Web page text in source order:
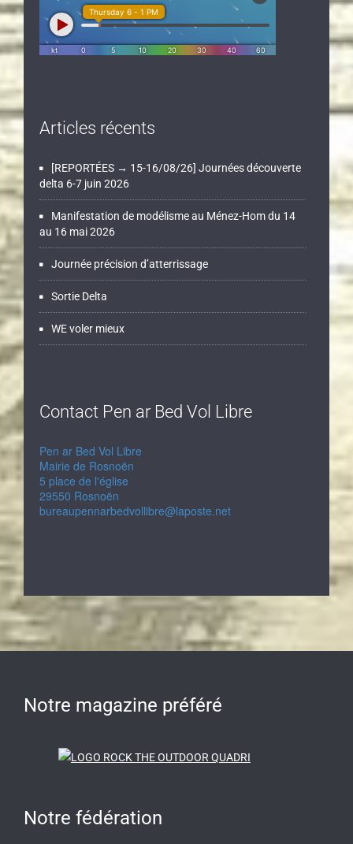
Articles récents
[REPORTÉES → 15-16/08/26] Journées découverte
delta 6-7 juin 2026
Manifestation de modélisme au Ménez-Hom du 14
au 16 mai 2026
Journée précision d’atterrissage
Sortie Delta
WE voler mieux
Contact Pen ar Bed Vol Libre
Pen ar Bed Vol Libre
Mairie de Rosnoën
5 place de l'église
29550 Rosnoën
bureaupennarbedvollibre@laposte.net
Notre magazine préféré
Notre fédération